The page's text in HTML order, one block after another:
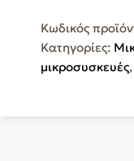
/
ZEON
ΦΡΙΤΟΥΡΑ
Κωδικός
Κατηγορίες:
μικροσυσκευές,